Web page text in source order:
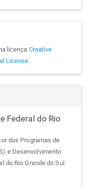
licença Creative
License.
Federal do Rio
dos Programas de
e Desenvolvimento
do Rio Grande do Sul.